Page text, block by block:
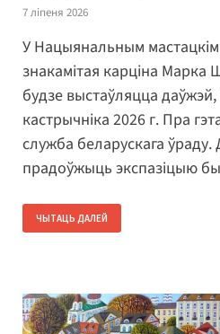
7 ліпеня 2026
У Нацыянальным мастацкім
знакамітая карціна Марка
будзе выстаўляцца
кастрычніка 2026 г. Пра
служба беларускага
прадоўжыць экспазіцыю
ЧЫТАЦЬ ДАЛЕЙ